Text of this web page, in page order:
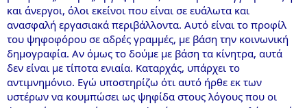
και άνεργοι, όλοι εκείνοι που είναι σε ευάλωτα και
ανασφαλή εργασιακά περιβάλλοντα. Αυτό είναι το προφίλ
του ψηφοφόρου σε αδρές γραμμές, με βάση την κοινωνική
δημογραφία. Αν όμως το δούμε με βάση τα κίνητρα, αυτά
δεν είναι με τίποτα ενιαία. Καταρχάς, υπάρχει το
αντιμνημόνιο. Εγώ υποστηρίζω ότι αυτό ήρθε εκ των
υστέρων να κουμπώσει ως ψηφίδα στους λόγους που οι